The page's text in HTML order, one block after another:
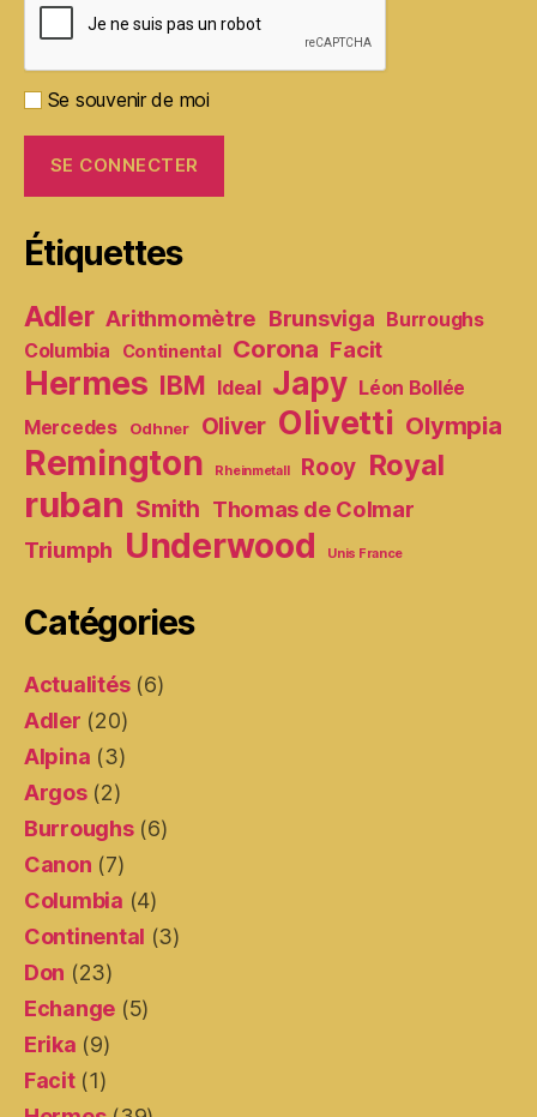
Se souvenir de moi
Étiquettes
Adler Arithmomètre Brunsviga Burroughs
Columbia
Continental Corona Facit
Hermes IBM Ideal Japy Léon Bollée
Mercedes
Odhner Oliver Olivetti Olympia
Remington Rheinmetall Rooy Royal
ruban Smith Thomas de Colmar
Triumph Underwood Unis France
Catégories
Actualités(6)
Adler (20)
Alpina (3)
Argos(2)
Burroughs(6)
Canon (7)
Columbia (4)
Continental (3)
Don (23)
Echange (5)
Erika (9)
Facit(1)